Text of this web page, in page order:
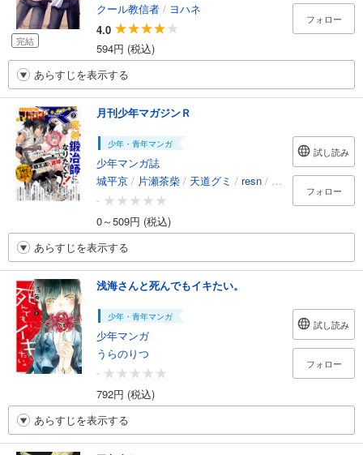
完結
クール教信者 / ヨハネ
4.0
594円 (税込)
フォロー
あらすじを表示する
月刊少年マガジンＲ
少年・青年マンガ
少年マンガ誌
城平京 / 片瀬茶柴 / 天道グミ / resn / ヤチモト/北川ニ
-
0～509円 (税込)
試し読み
フォロー
あらすじを表示する
浅海さんと死んでもイキたい。
少年・青年マンガ
少年マンガ
うらのりつ
-
792円 (税込)
試し読み
フォロー
あらすじを表示する